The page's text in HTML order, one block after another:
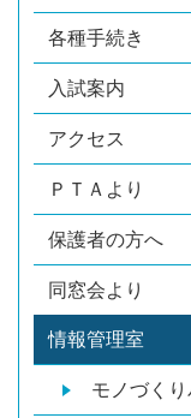
各種手続き
入試案内
アクセス
ＰＴＡより
保護者の方へ
同窓会より
情報管理室
モノづくり